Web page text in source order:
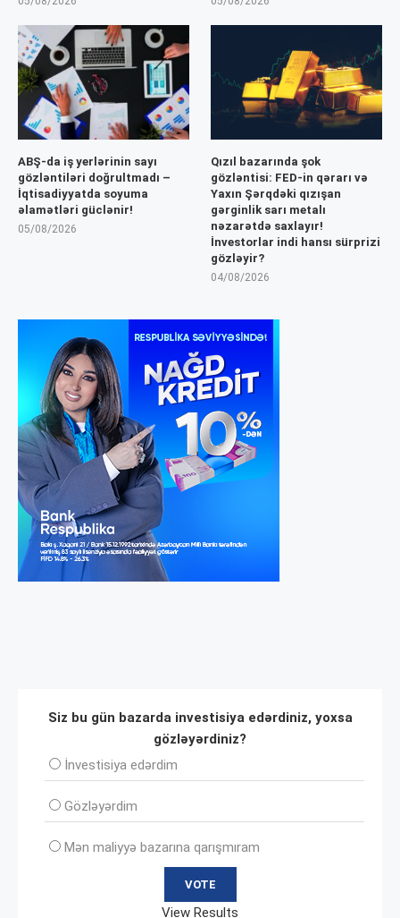
ABŞ-da iş yerlərinin sayı
gözləntiləri doğrultmadı –
İqtisadiyyatda soyuma
əlamətləri güclənir!
05/08/2026
Qızıl bazarında şok
gözləntisi: FED-in qərarı və
Yaxın Şərqdəki qızışan
gərginlik sarı metalı
nəzarətdə saxlayır!
İnvestorlar indi hansı sürprizi
gözləyir?
04/08/2026
Siz bu gün bazarda investisiya edərdiniz, yoxsa
gözləyərdiniz?
İnvеstisiya edərdim
Gözləyərdim
Mən maliyyə bazarına qarışmıram
View Results